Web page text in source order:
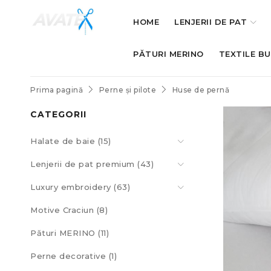
HOME LENJERII DE PAT
PĂTURI MERINO TEXTILE
Prima pagină Perne și pilote Huse de pernă
CATEGORII
Halate de baie (15)
Lenjerii de pat premium (43)
Luxury embroidery (63)
Motive Craciun (8)
Pături MERINO (11)
Perne decorative (1)